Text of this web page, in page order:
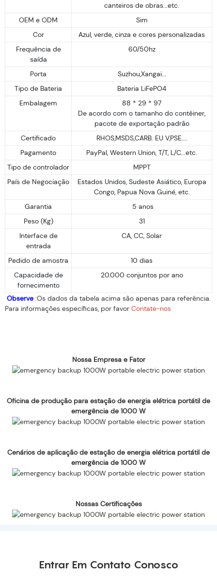
canteiros de obras...etc.
OEM e ODM
Sim
Cor
Azul, verde, cinza e cores personalizadas
Frequência de
saída
60/50hz
Porta
Suzhou,Xangai...
Tipo de Bateria
Bateria LiFePO4
Embalagem
88 * 29 * 97
De acordo com o tamanho do contêiner,
pacote de exportação padrão
Certificado
RHOS,MSDS,CARB. EU V,PSE....
Pagamento
PayPal, Western Union, T/T, L/C...etc.
Tipo de controlador
MPPT
País de Negociação
Estados Unidos, Sudeste Asiático, Europa
Congo, Papua Nova Guiné, etc.
Garantia
5 anos
Peso (Kg)
31
Interface de
entrada
CA, CC, Solar
Pedido de amostra
10 dias
Capacidade de
fornecimento
20.000 conjuntos por ano
Observe :Os dados da tabela acima são apenas para referência.
Para informações específicas, por favor Contate-nos
Nossa Empresa e Fator
Oficina de produção para estação de energia elétrica portátil de
emergência de 1000 W
Cenários de aplicação de estação de energia elétrica portátil de
emergência de 1000 W
Nossas Certificações
Entrar Em Contato Conosco